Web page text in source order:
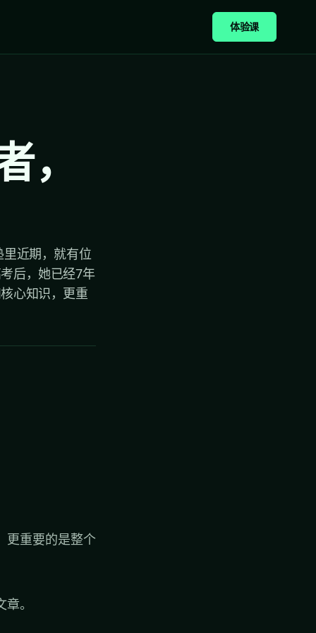
体验课
近期，就有位
后，她已经7年
心知识，更重
更重要的是整个
。